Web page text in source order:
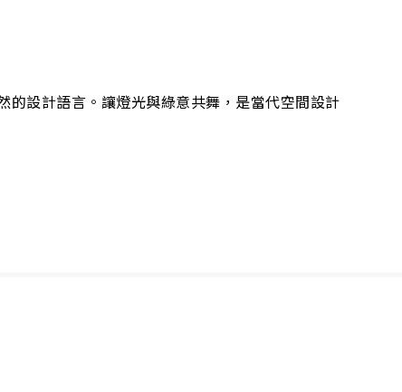
設計語言。讓燈光與綠意共舞，是當代空間設計